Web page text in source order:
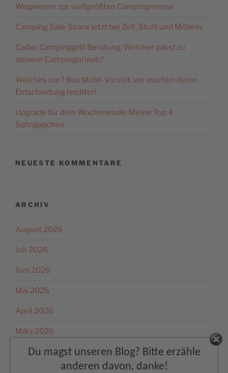
Mehr Informationen
Akzeptieren
Consent Management
Platform&eRecht24
Wegweiser zur weltgrößten Campingmesse
Camping Sale: Spare jetzt bei Zelt, Stuhl und Möbeln
Cadac Campinggrill Beratung: Welcher passt zu
deinem Campingurlaub?
Welches nur? Bus Mobil-Vorzelt, wir machen deine
Entscheidung leichter!
Upgrade für dein Wochenende: Meine Top 4
Schnäppchen
NEUESTE KOMMENTARE
ARCHIV
August 2026
Juli 2026
Juni 2026
Mai 2026
April 2026
März 2026
Februar 2026
Du magst unseren Blog? Bitte erzähle
anderen davon, danke!
Facebook